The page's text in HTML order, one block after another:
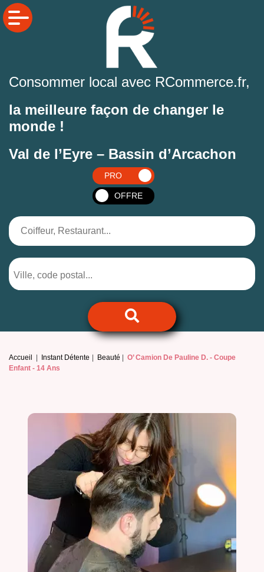
Consommer local avec RCommerce.fr,
la meilleure façon de changer le
monde !
Val de l’Eyre – Bassin d’Arcachon
PRO
OFFRE
Accueil Instant Détente Beauté O’ Camion De Pauline D. -Coupe
Enfant - 14 Ans